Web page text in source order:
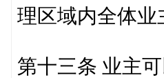
理区域内全体业
第十三条 业主